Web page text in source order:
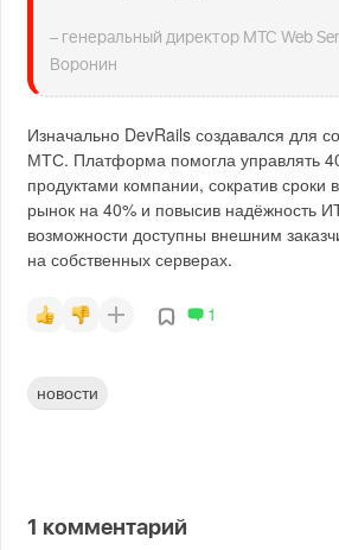
– генеральный директор МТС Web
Воронин
Изначально DevRails создавался для
МТС. Платформа помогла управлять
продуктами компании, сократив сроки
рынок на 40% и повысив надёжность
возможности доступны внешним
на собственных серверах.
1
новости
1 комментарий